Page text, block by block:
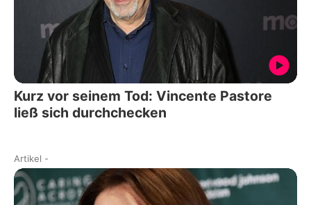
Kurz vor seinem Tod: Vincente Pastore
ließ sich durchchecken
Artikel -